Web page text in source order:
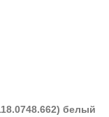
белый